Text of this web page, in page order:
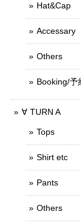
Hat&Cap
Accessary
Others
Booking/予
∀ TURN A
Tops
Shirt etc
Pants
Others